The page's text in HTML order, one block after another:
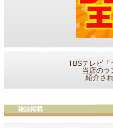
TBSテレビ「
当店のラ
紹介さ